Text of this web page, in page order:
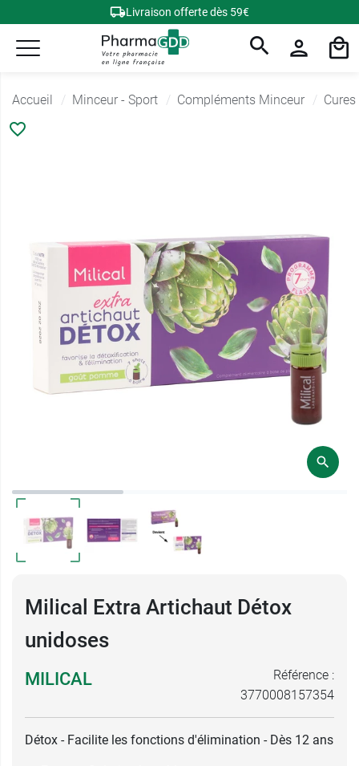
Livraison offerte dès 59€
Accueil Minceur - Sport Compléments Minceur
Milical Extra Artichaut Détox
unidoses
MILICAL
Référence :
3770008157354
Détox - Facilite les fonctions d'élimination - Dès 12 ans